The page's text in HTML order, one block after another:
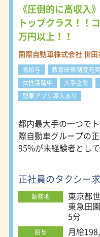
★未経
約1ヶ月
す。
まずは
（全額
客を学
研修中
ェッシ
ーとし
として
タクシ
実践で
化に繋
の例を
ライバ
タニテ
や陣痛
会貢献
イリン
韓国語
のVIP
〇観光
在。東
ドライ
わせた
します。 ～管理職へステップアップ
する～
《圧倒的に高収入
トップクラス！！
万円以上！！
国際自動車株式会社 世
高給与 教育研修制度充実
女性活躍中
大手企業
配車アプリ導入あり
都内最大手の一つで
際自動車グループの
95%が未経験者とし
修制度や国際自動車
度から年収400万円
正社員のタクシー
勤務地
東京都
東急田
5分
給与
月給